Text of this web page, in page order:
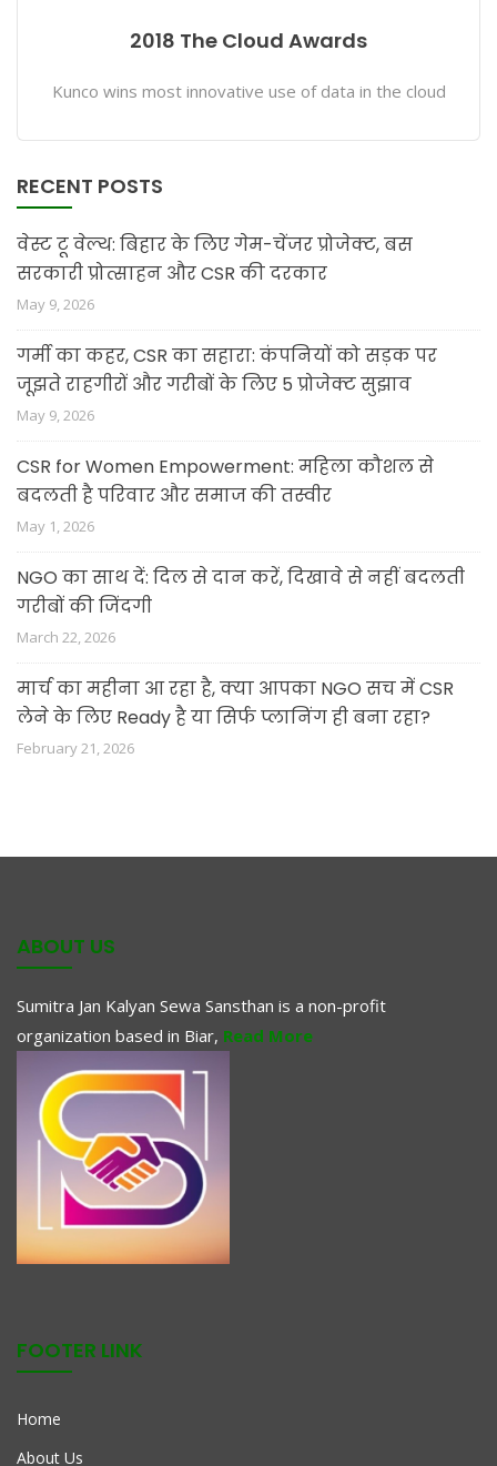
2018 The Cloud Awards
Kunco wins most innovative use of data in the cloud
RECENT POSTS
वेस्ट टू वेल्थ: बिहार के लिए गेम-चेंजर प्रोजेक्ट, बस
सरकारी प्रोत्साहन और CSR की दरकार
May 9, 2026
गर्मी का कहर, CSR का सहारा: कंपनियों को सड़क पर
जूझते राहगीरों और गरीबों के लिए 5 प्रोजेक्ट सुझाव
May 9, 2026
CSR for Women Empowerment: महिला कौशल से
बदलती है परिवार और समाज की तस्वीर
May 1, 2026
NGO का साथ दें: दिल से दान करें, दिखावे से नहीं बदलती
गरीबों की जिंदगी
March 22, 2026
मार्च का महीना आ रहा है, क्या आपका NGO सच में CSR
लेने के लिए Ready है या सिर्फ प्लानिंग ही बना रहा?
February 21, 2026
ABOUT US
Sumitra Jan Kalyan Sewa Sansthan is a non-profit
organization based in Biar, Read More
FOOTER LINK
Home
About Us